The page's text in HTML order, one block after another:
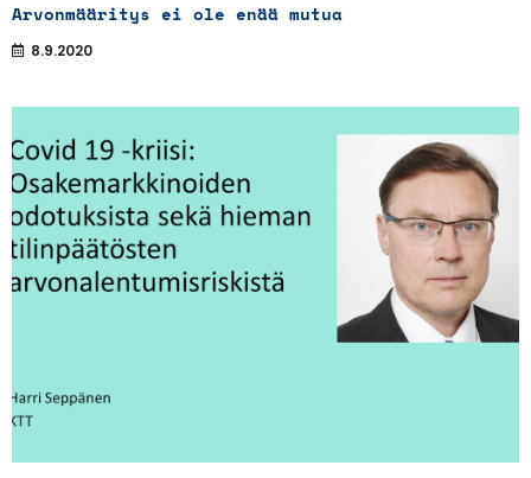
Arvonmääritys ei ole enää mutua
8.9.2020